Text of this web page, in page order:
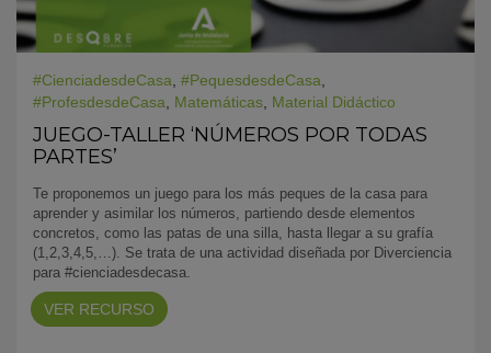
#CienciadesdeCasa, #PequesdesdeCasa,
#ProfesdesdeCasa, Matemáticas, Material Didáctico
JUEGO-TALLER ‘NÚMEROS POR TODAS
PARTES’
Te proponemos un juego para los más peques de la casa para
aprender y asimilar los números, partiendo desde elementos
concretos, como las patas de una silla, hasta llegar a su grafía
(1,2,3,4,5,…). Se trata de una actividad diseñada por Diverciencia
para #cienciadesdecasa.
VER RECURSO